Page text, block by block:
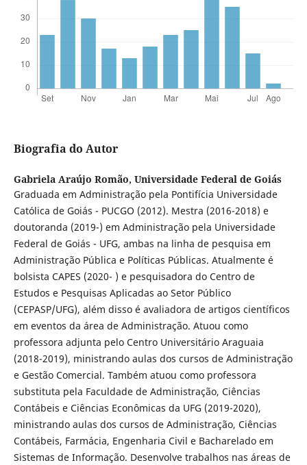
Biografia do Autor
Gabriela Araújo Romão, Universidade Federal de Goiás
Graduada em Administração pela Pontifícia Universidade
Católica de Goiás - PUCGO (2012). Mestra (2016-2018) e
doutoranda (2019-) em Administração pela Universidade
Federal de Goiás - UFG, ambas na linha de pesquisa em
Administração Pública e Políticas Públicas. Atualmente é
bolsista CAPES (2020- ) e pesquisadora do Centro de
Estudos e Pesquisas Aplicadas ao Setor Público
(CEPASP/UFG), além disso é avaliadora de artigos científicos
em eventos da área de Administração. Atuou como
professora adjunta pelo Centro Universitário Araguaia
(2018-2019), ministrando aulas dos cursos de Administração
e Gestão Comercial. Também atuou como professora
substituta pela Faculdade de Administração, Ciências
Contábeis e Ciências Econômicas da UFG (2019-2020),
ministrando aulas dos cursos de Administração, Ciências
Contábeis, Farmácia, Engenharia Civil e Bacharelado em
Sistemas de Informação. Desenvolve trabalhos nas áreas de